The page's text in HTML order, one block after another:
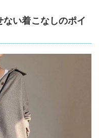
い着こなしのポイ